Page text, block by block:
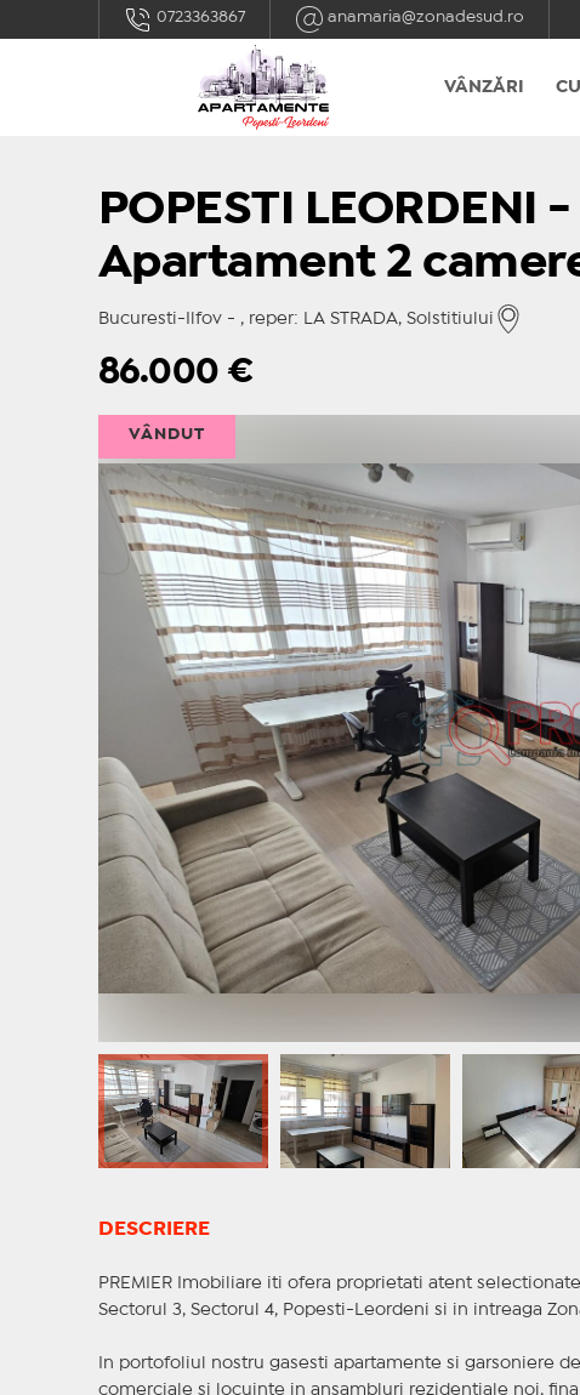
0723363867 anamaria@zonadesud.ro
VÂNZĂRI
POPESTI
Apartament 2
Bucuresti-Ilfov - , reper: LA STRADA, Solstitiului
86.000€
VÂNDUT
DESCRIERE
PREMIER Imobiliare iti ofera proprietati atent
Sectorul 3, Sectorul 4, Popesti-Leordeni si in intreaga
In portofoliul nostru gasesti apartamente si garsoniere
comerciale si locuinte in ansambluri rezidentiale noi,